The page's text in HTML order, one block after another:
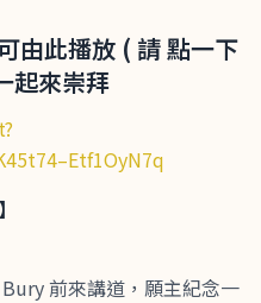
由此播放 ( 請 點一下
起來崇拜
】
前來講道，願主紀念一